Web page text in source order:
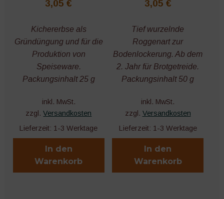
Gründüngung
Bewässerung
Pflanzenstützen
Pflanzenschutz
3,05€
Kichererbse als
Gründüngung und für die
Produktion von
Speiseware.
Packungsinhalt 25 g
inkl. MwSt.
zzgl.Versandkosten
Lieferzeit: 1-3 Werktage
In den
Warenkorb
3,05 €
Tief wurzelnde
Roggenart zur
Bodenlockerung. Ab dem
2. Jahr für Brotgetreide.
Packungsinhalt 50 g
inkl. MwSt.
zzgl. Versandkosten
Lieferzeit: 1-3 Werktage
In den
Warenkorb